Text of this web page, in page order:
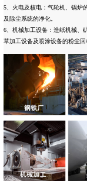
5、火电及核电：气轮机、锅炉
及除尘系统的净化。
6、机械加工设备：造纸机械、
草加工设备及喷涂设备的粉尘回